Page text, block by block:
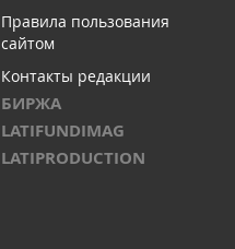
Правила пользования
сайтом
Контакты редакции
БИРЖА
LATIFUNDIMAG
LATIPRODUCTION